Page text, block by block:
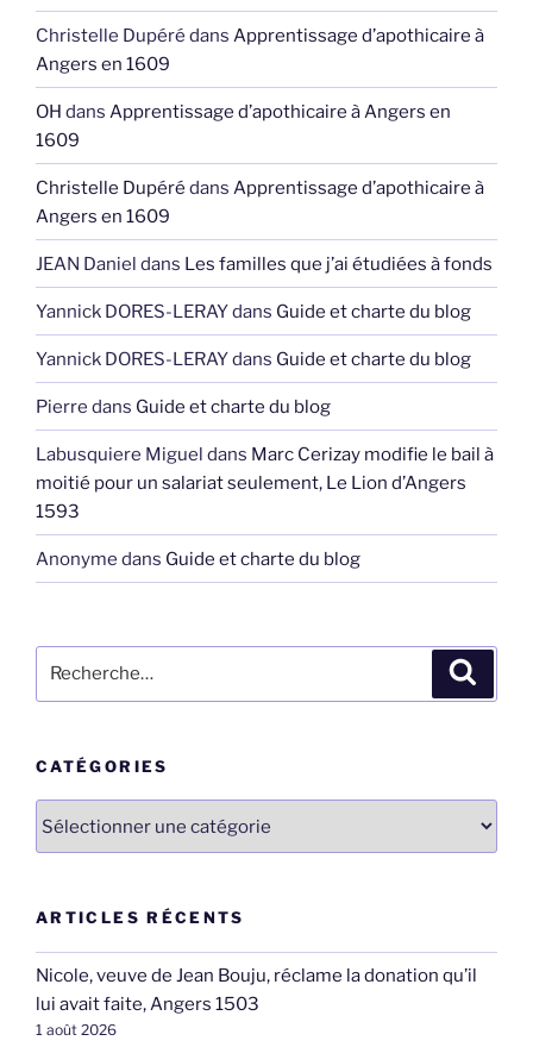
Christelle Dupéré dans Apprentissage d’apothicaire à
Angers en 1609
OH dans Apprentissage d’apothicaire à Angers en
1609
Christelle Dupéré dans Apprentissage d’apothicaire à
Angers en 1609
JEAN Daniel dans Les familles que j’ai étudiées à fonds
Yannick DORES-LERAYdans Guide et charte du blog
Yannick DORES-LERAYdans Guide et charte du blog
Pierre dans Guide et charte du blog
Labusquiere Miguel dans Marc Cerizay modifie le bail à
moitié pour un salariat seulement, Le Lion d’Angers
1593
Anonyme dans Guide et charte du blog
pour
CATÉGORIES
ARTICLES RÉCENTS
Nicole, veuve de Jean Bouju, réclame la donation qu’il
lui avait faite, Angers 1503
1 août 2026